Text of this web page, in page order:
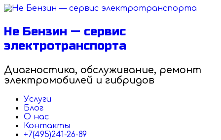
Перейти
содержимому
Не Бензин — сервис
электротранспорта
Диагностика, обслуживание, ремонт
электромобилей и гибридов
Услуги
Блог
О нас
Контакты
+7(495)241-26-89